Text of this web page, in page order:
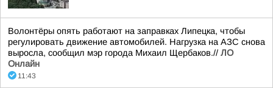
Волонтёры опять работают на заправках Липецка, чтобы
регулировать движение автомобилей. Нагрузка на АЗС снова
выросла, сообщил мэр города Михаил Щербаков.// ЛО
Онлайн
11:43